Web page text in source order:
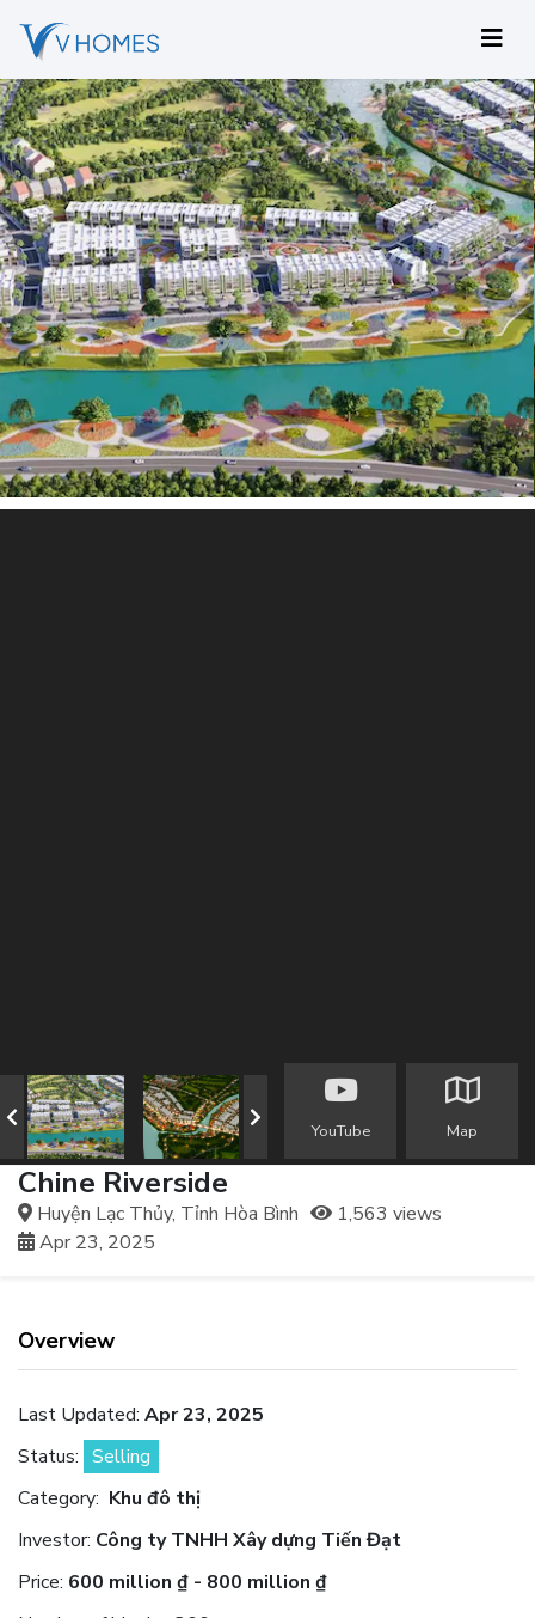
YouTube Map
Chine Riverside
Huyện Lạc Thủy, Tỉnh Hòa Bình
1,563 views
Apr 23, 2025
Overview
Last Updated: Apr 23, 2025
Status: Selling
Category: Khu đô thị
Investor: Công ty TNHH Xây dựng Tiến Đạt
Price: 600 million ₫ - 800 million ₫